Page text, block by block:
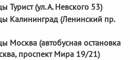
Турист (ул. А. Невского 53)
Калининград (Ленинский пр.
Москва (автобусная остановка
проспект Мира 19/21)